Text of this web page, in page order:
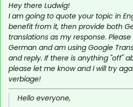
Hey there Ludwig!
I am going to quote your topic in
benefit from it, then provide both
translations as my response.
German and am using Google
and reply. If there is anything "off"
please let me know and I will try
verbiage!
Hello everyone,